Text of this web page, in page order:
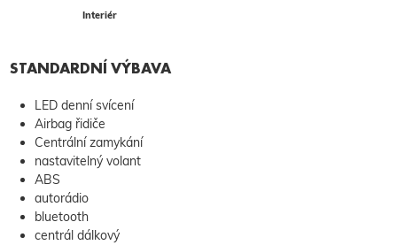
Interiér
STANDARDNÍ VÝBAVA
LED denní svícení
Airbag řidiče
Centrální zamykání
nastavitelný volant
ABS
autorádio
bluetooth
centrál dálkový